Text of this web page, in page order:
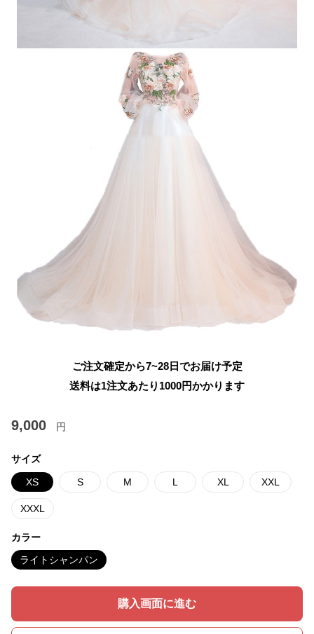
ご注文確定から7~28日でお届け予定
送料は1注文あたり 1000円かかります
9,000 円
サイズ
XS S M L XL XXL
XXXL
カラー
ライトシャンパン
購入画面に進む